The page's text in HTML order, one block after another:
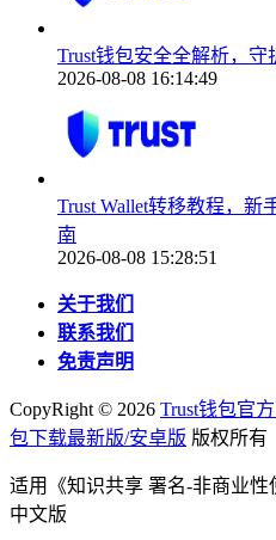
Trust钱包安全全解析，
2026-08-08 16:14:49
Trust Wallet转移教程，
南
2026-08-08 15:28:51
关于我们
联系我们
免责声明
CopyRight © 2026 Trust钱包官
包下载最新版/安卓版 版权所有
适用《知识共享 署名-非商业
中文版